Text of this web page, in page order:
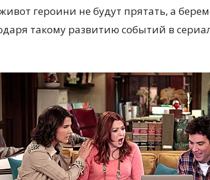
героини не будут прятать, а
такому развитию событий в